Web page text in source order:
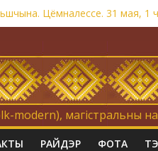
Цёмналессе. 31 мая, 1
не дарэмна. Невыносна
«Коцік-бомж»
modern), магістральны
РАЙДЭР ФОТА